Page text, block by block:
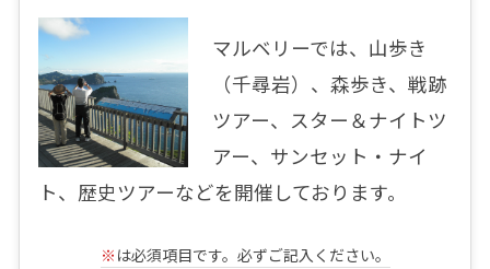
マルベリーでは、山歩き
（千尋岩）、森歩き、戦跡
ツアー、スター＆ナイトツ
アー、サンセット・ナイ
ト、歴史ツアーなどを開催しております。
※ は必須項目です。必ずご記入ください。